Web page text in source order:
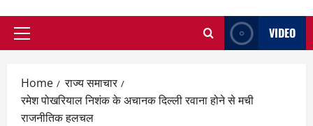
Primary
VIDEO
Home
राज्य समाचार
रमेश पोखरियाल निशंक के अचानक दिल्ली रवाना होने से मची
राजनीतिक हलचल